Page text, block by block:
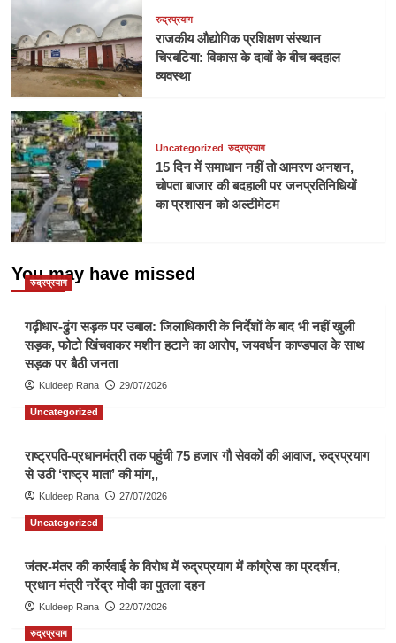
रुद्रप्रयाग
राजकीय औद्योगिक प्रशिक्षण संस्थान
चिरबटिया: विकास के दावों के बीच बदहाल
व्यवस्था
Uncategorized रुद्रप्रयाग
15 दिन में समाधान नहीं तो आमरण अनशन,
चोपता बाजार की बदहाली पर जनप्रतिनिधियों
का प्रशासन को अल्टीमेटम
You may have missed
रुद्रप्रयाग
गढ़ीधार-ढुंग सड़क पर उबाल: जिलाधिकारी के निर्देशों के बाद भी नहीं खुली
सड़क, फोटो खिंचवाकर मशीन हटाने का आरोप, जयवर्धन काण्डपाल के साथ
सड़क पर बैठी जनता
Kuldeep Rana 29/07/2026
Uncategorized
राष्ट्रपति-प्रधानमंत्री तक पहुंची 75 हजार गौ सेवकों की आवाज, रुद्रप्रयाग
से उठी ‘राष्ट्र माता’ की मांग,,
Kuldeep Rana 27/07/2026
Uncategorized
जंतर-मंतर की कार्रवाई के विरोध में रुद्रप्रयाग में कांग्रेस का प्रदर्शन,
प्रधान मंत्री नरेंद्र मोदी का पुतला दहन
Kuldeep Rana 22/07/2026
रुद्रप्रयाग